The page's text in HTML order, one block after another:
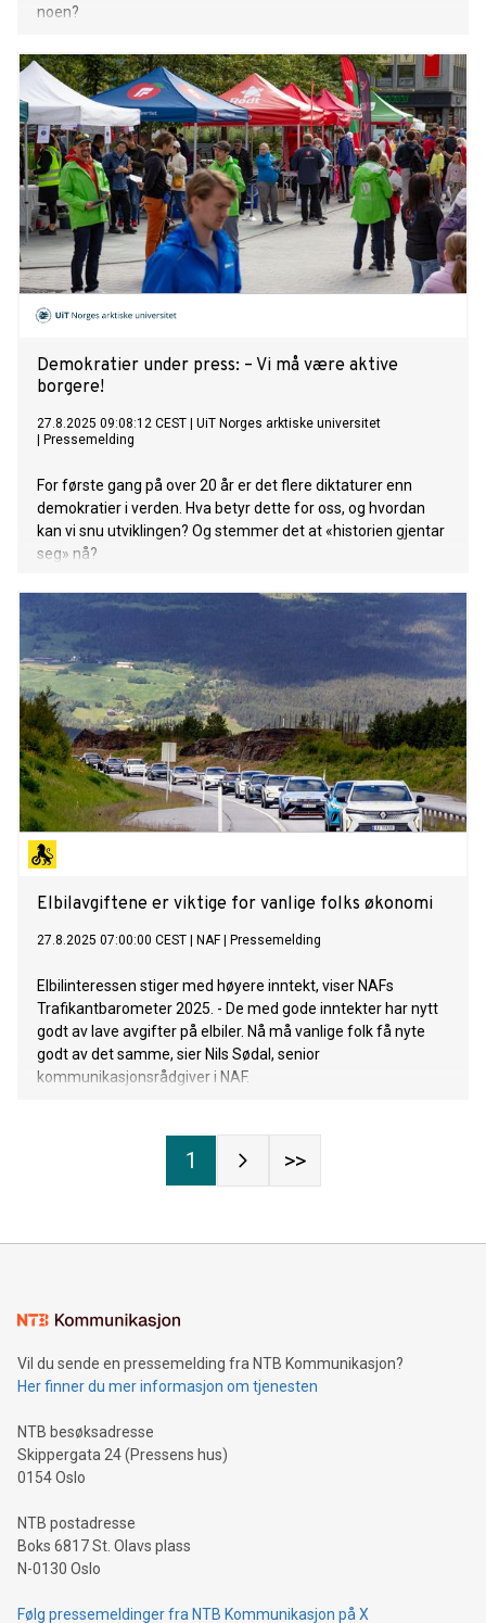
noen?
Demokratier under press: – Vi må være aktive
borgere!
27.8.2025 09:08:12 CEST
UiT Norges arktiske universitet
Pressemelding
For første gang på over 20 år er det flere diktaturer enn
demokratier i verden. Hva betyr dette for oss, og hvordan
kan vi snu utviklingen? Og stemmer det at «historien gjentar
seg» nå?
Elbilavgiftene er viktige for vanlige folks økonomi
27.8.2025 07:00:00 CEST NAF| Pressemelding
Elbilinteressen stiger med høyere inntekt, viser NAFs
Trafikantbarometer 2025. - De med gode inntekter har nytt
godt av lave avgifter på elbiler. Nå må vanlige folk få nyte
godt av det samme, sier Nils Sødal, senior
kommunikasjonsrådgiver i NAF.
1 >>
Vil du sende en pressemelding fra NTB Kommunikasjon?
Her finner du mer informasjon om tjenesten
NTB besøksadresse
Skippergata 24 (Pressens hus)
0154 Oslo
NTB postadresse
Boks 6817 St. Olavs plass
N-0130 Oslo
Følg pressemeldinger fra NTB Kommunikasjon på X